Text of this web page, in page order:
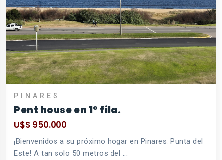
PINARES
Pent house en 1° fila.
U$S 950.000
¡Bienvenidos a su próximo hogar en Pinares, Punta del
Este! A tan solo 50 metros del ...